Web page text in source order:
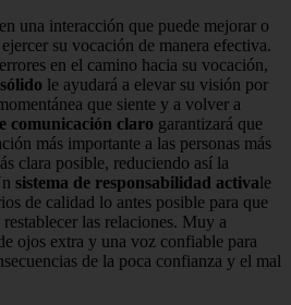
una interacción que puede mejorar o
su vocación de manera efectiva.
en el camino hacia su vocación,
le ayudará a elevar su visión por
que siente y a volver a
comunicación claro garantizará que
más importante a las personas más
clara posible, reduciendo así la
sistema de responsabilidad activale
de calidad lo antes posible para que
las relaciones. Muy a
ojos extra y una voz confiable para
de la poca confianza y el mal